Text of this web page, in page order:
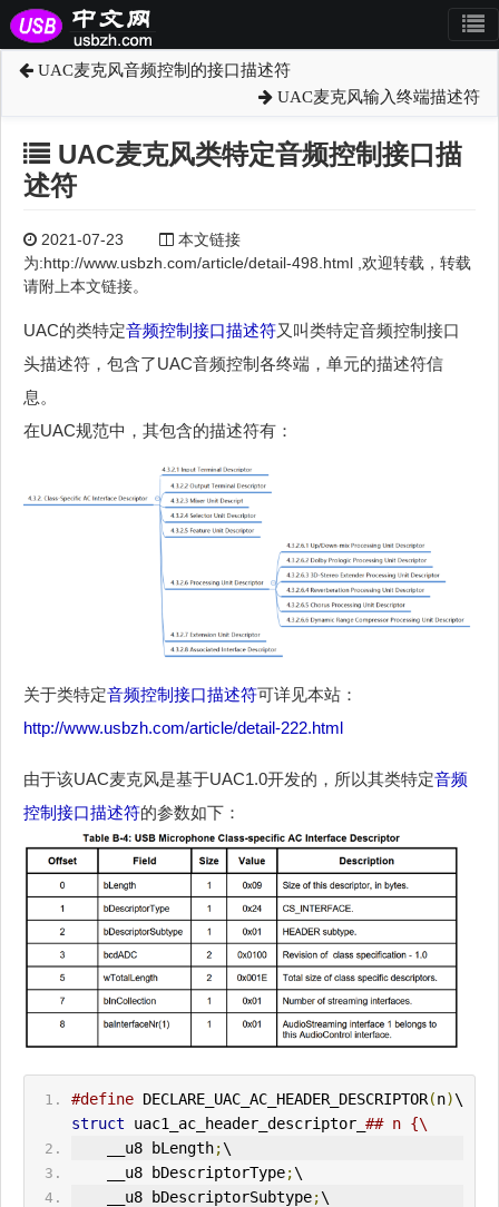
UAC麦克风音频控制的接口描述符
UAC麦克风输入终端描述符
UAC麦克风类特定音频控制接口描
述符
2021-07-23
本文链接
为:http://www.usbzh.com/article/detail-498.html ,欢迎转载，转载
请附上本文链接。
UAC的类特定音频控制接口描述符又叫类特定音频控制接口
头描述符，包含了UAC音频控制各终端，单元的描述符信
息。
在UAC规范中，其包含的描述符有：
关于类特定音频控制接口描述符可详见本站：
http://www.usbzh.com/article/detail-222.html
由于该UAC麦克风是基于UAC1.0开发的，所以其类特定音频
控制接口描述符的参数如下：
#define DECLARE_UAC_AC_HEADER_DESCRIPTOR(n)
struct uac1_ac_header_descriptor_ ## n {\
    __u8 bLength
;\
    __u8 bDescriptorType
;\
    __u8 bDescriptorSubtype
;\